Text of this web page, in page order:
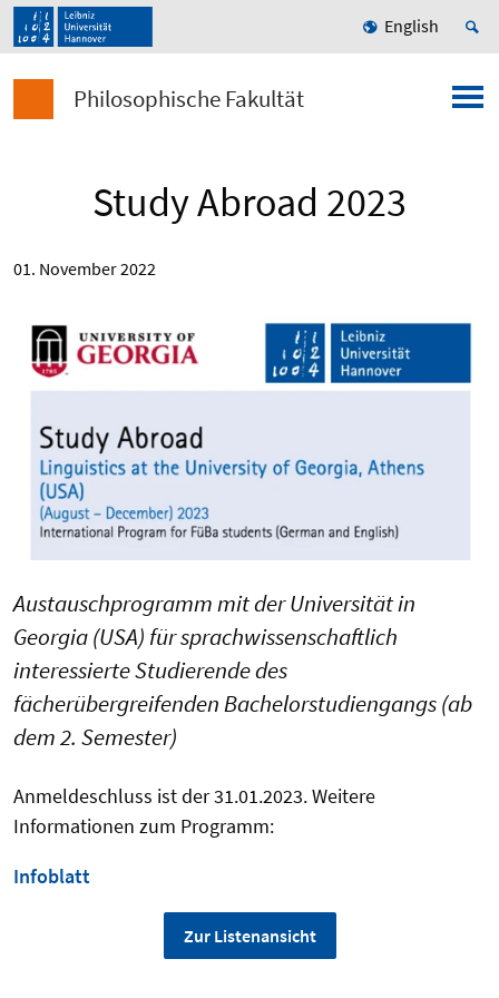
English
Philosophische Fakultät
Study Abroad 2023
01. November 2022
Austauschprogramm mit der Universität in
Georgia (USA) für sprachwissenschaftlich
interessierte Studierende des
fächerübergreifenden Bachelorstudiengangs (ab
dem 2. Semester)
Anmeldeschluss ist der 31.01.2023. Weitere
Informationen zum Programm:
Infoblatt
Zur Listenansicht